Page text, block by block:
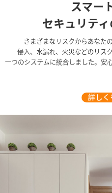
スマー
セキュリテ
さまざまなリスクからあなた
侵入、水漏れ、火災などのリス
一つのシステムに統合しました。安
詳しく